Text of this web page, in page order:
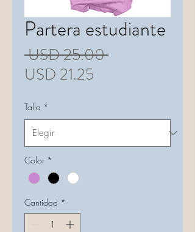
Partera estudiante
USD 25.00 Precio
USD 21.25
Talla *
Color *
Cantidad *